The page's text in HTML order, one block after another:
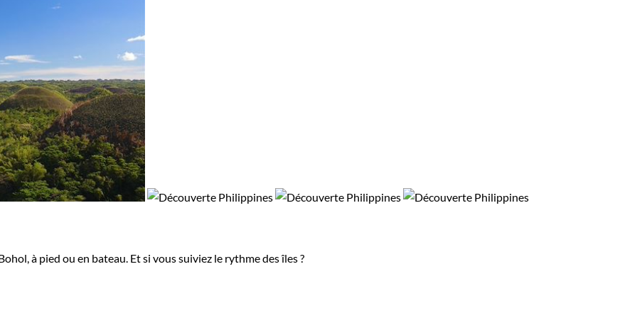
à pied ou en bateau. Et si vous suiviez le rythme des îles ?